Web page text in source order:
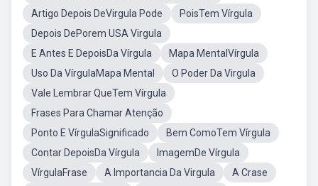
Artigo Depois DeVirgula Pode
PoisTem Vírgula
Depois DePorem USA Virgula
E Antes E DepoisDa Vírgula
Mapa MentalVírgula
Uso Da VírgulaMapa Mental
O Poder Da Virgula
Vale Lembrar QueTem Vírgula
Frases Para Chamar Atenção
Ponto E VírgulaSignificado
Bem ComoTem Vírgula
Contar DepoisDa Vírgula
ImagemDe Vírgula
VírgulaFrase
A Importancia Da Virgula
A Crase